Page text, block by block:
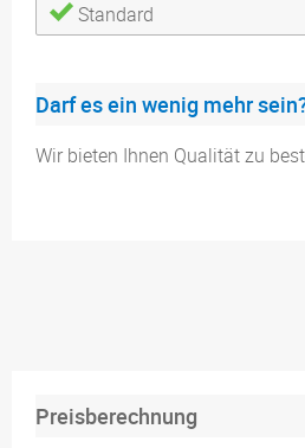
Standard
Darf es ein wenig mehr
Wir bieten Ihnen Qualität zu
Preisberechnung